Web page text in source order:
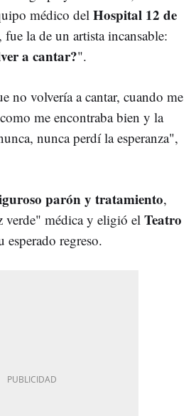
médico del Hospital 12 de
fue la de un artista incansable:
a cantar?".
no volvería a cantar, cuando me
me encontraba bien y la
nunca perdí la esperanza",
parón y tratamiento,
verde" médica y eligió el Teatro
esperado regreso.